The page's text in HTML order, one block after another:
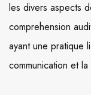
les divers aspects
comprehension
ayant une pratique
communication et